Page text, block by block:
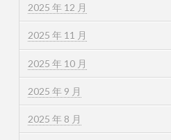
2025 年 12 月
2025 年 11 月
2025 年 10 月
2025 年 9 月
2025 年 8 月